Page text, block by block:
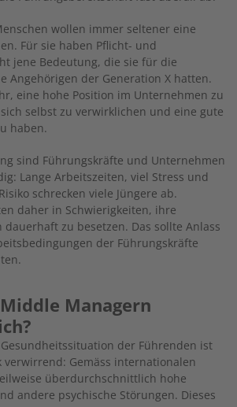
wollen immer seltener eine
Für sie haben Pflicht- und
jene Bedeutung, die sie für die
Angehörigen der Generation X hatten.
eine hohe Position im Unternehmen zu
selbst zu verwirklichen und eine gute
haben.
sind Führungskräfte und Unternehmen
Lange Arbeitszeiten, viel Stress und
schrecken viele Jüngere ab.
daher in Schwierigkeiten, ihre
zu besetzen. Das sollte Anlass
der Führungskräfte
Managern
der Führenden ist
verwirrend: Gemäss internationalen
überdurchschnittlich hohe
andere psychische Störungen. Dieses